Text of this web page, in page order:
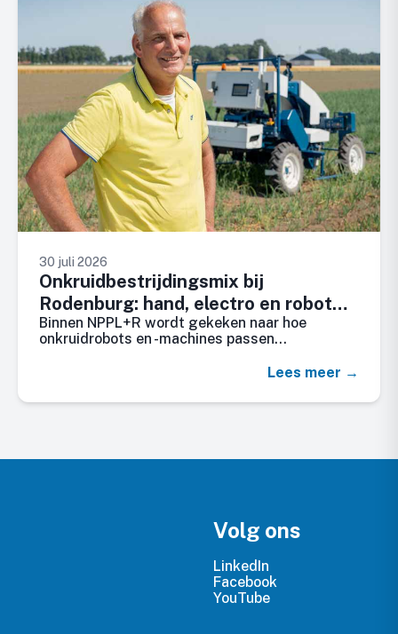
30 juli 2026
Onkruidbestrijdingsmix bij
Rodenburg: hand, electro en robot
wieden
Binnen NPPL+R wordt gekeken naar hoe
onkruidrobots en -machines passen…
Lees meer →
Volg ons
LinkedIn
Facebook
YouTube